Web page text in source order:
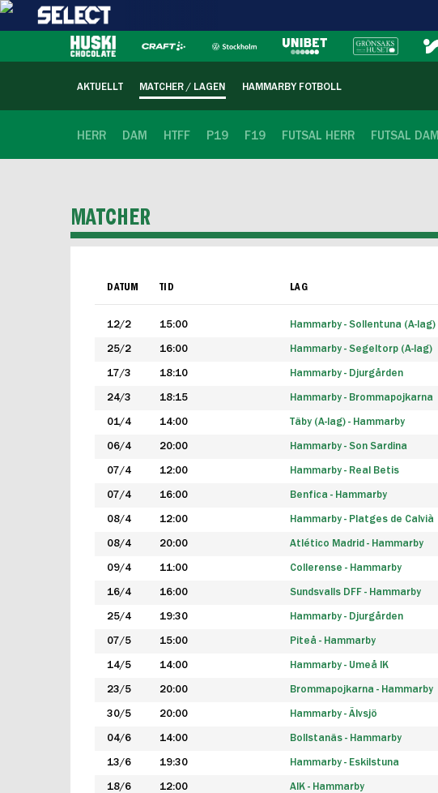
AKTUELLT MATCHER / LAGEN HAMMARBY FOTBOLL
HERR DAM HTFF P19 F19 FUTSAL HERR FUTSAL DAM
MATCHER
DATUM TID LAG
12/2 15:00 Hammarby - Sollentuna (A-lag)
25/2 16:00 Hammarby - Segeltorp (A-lag)
17/3 18:10 Hammarby - Djurgården
24/3 18:15 Hammarby - Brommapojkarna
01/4 14:00 Täby (A-lag) - Hammarby
06/4 20:00 Hammarby - Son Sardina
07/4 12:00 Hammarby - Real Betis
07/4 16:00 Benfica - Hammarby
08/4 12:00 Hammarby - Platges de Calvià
08/4 20:00 Atlético Madrid - Hammarby
09/4 11:00 Collerense - Hammarby
16/4 16:00 Sundsvalls DFF - Hammarby
25/4 19:30 Hammarby - Djurgården
07/5 15:00 Piteå - Hammarby
14/5 14:00 Hammarby - Umeå IK
23/5 20:00 Brommapojkarna - Hammarby
30/5 20:00 Hammarby - Älvsjö
04/6 14:00 Bollstanäs - Hammarby
13/6 19:30 Hammarby - Eskilstuna
18/6 12:00 AIK - Hammarby